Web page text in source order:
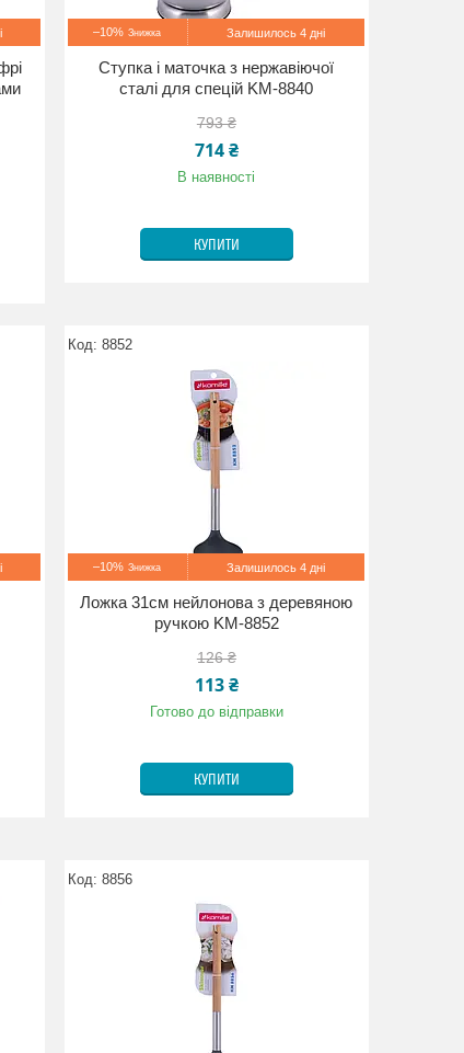
–10% Залишилось 4 дні
Ступка і маточка з нержавіючої
сталі для спецій KM-8840
793 ₴
714 ₴
В наявності
КУПИТИ
8852
–10% Залишилось 4 дні
Ложка 31см нейлонова з деревяною
ручкою KM-8852
126 ₴
113 ₴
Готово до відправки
КУПИТИ
8856